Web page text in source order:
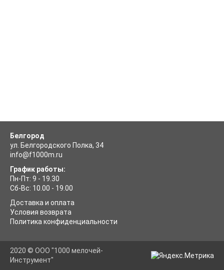
Белгород
ул. Белгородского Полка, 34
info@f1000m.ru
График работы:
Пн-Пт: 9 - 19.30
Сб-Вс: 10.00 - 19.00
Доставка и оплата
Условия возврата
Политика конфиденциальности
2020 © ООО "1000 мелочей-
Инструмент"